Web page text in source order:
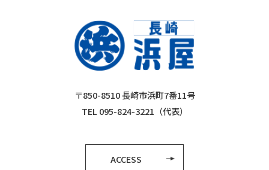
〒850-8510 長崎市浜町7番11号
TEL 095-824-3221（代表）
ACCESS